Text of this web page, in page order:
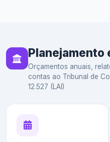
Planejamento
Orçamentos anuais,
contas ao Tribunal de
12.527 (LAI)